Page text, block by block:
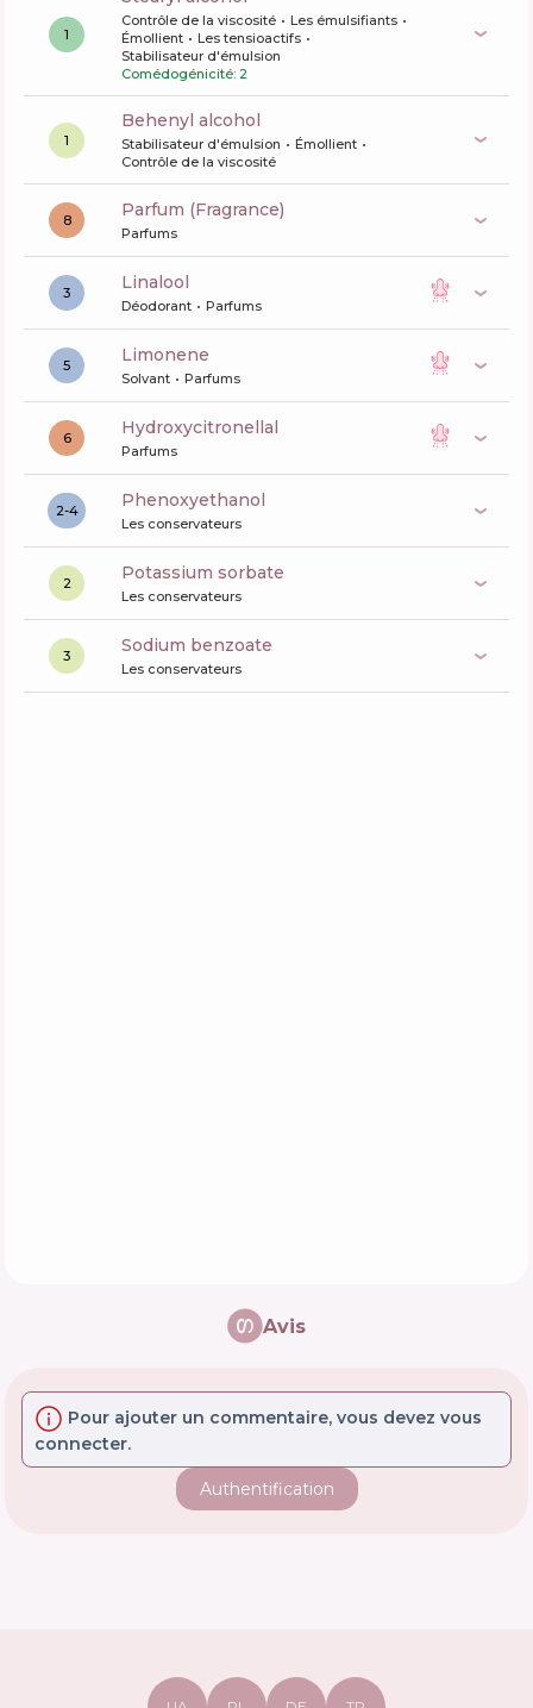
1
Contrôle de la viscosité
Les émulsifiants
Émollient
Les tensioactifs
Stabilisateur d'émulsion
Comédogénicité: 2
1
behenyl alcohol
Stabilisateur d'émulsion
Émollient
Contrôle de la viscosité
8 Parfum (Fragrance)
Parfums
3 linalool
Déodorant Parfums
5 limonene
Solvant Parfums
6 hydroxycitronellal
Parfums
2-4 phenoxyethanol
Les conservateurs
2 potassium sorbate
Les conservateurs
3 sodium benzoate
Les conservateurs
Avis
Pour ajouter un commentaire, vous devez vous
connecter.
Authentification